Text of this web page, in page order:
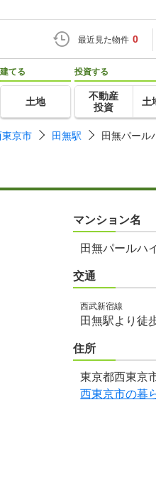
最近見た物件 0
建てる
土地
投資する
不動産
投資
土
東京市 田無駅 田無パール
マンション名
田無パールハ
交通
西武新宿線
田無駅より徒
住所
東京都西東京
西東京市の暮